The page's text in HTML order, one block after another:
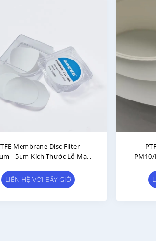
Membrane Disc Filter
- 5um Kích Thước Lỗ Mạc
Đánh Giá Chất Lượng
Không Khí Xung Quanh
LIÊN HỆ VỚI BÂY GIỜ